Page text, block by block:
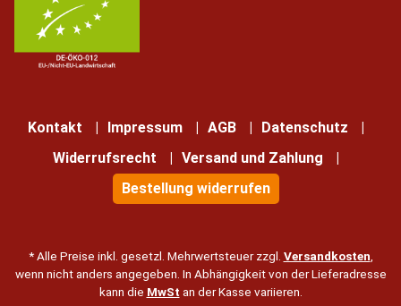
Kontakt Impressum AGB
Datenschutz
Widerrufsrecht
Versand und Zahlung
Bestellung widerrufen
* Alle Preise inkl. gesetzl. Mehrwertsteuer zzgl. Versandkosten
wenn nicht anders angegeben. In Abhängigkeit von der Lieferadresse
kann die MwSt an der Kasse variieren.